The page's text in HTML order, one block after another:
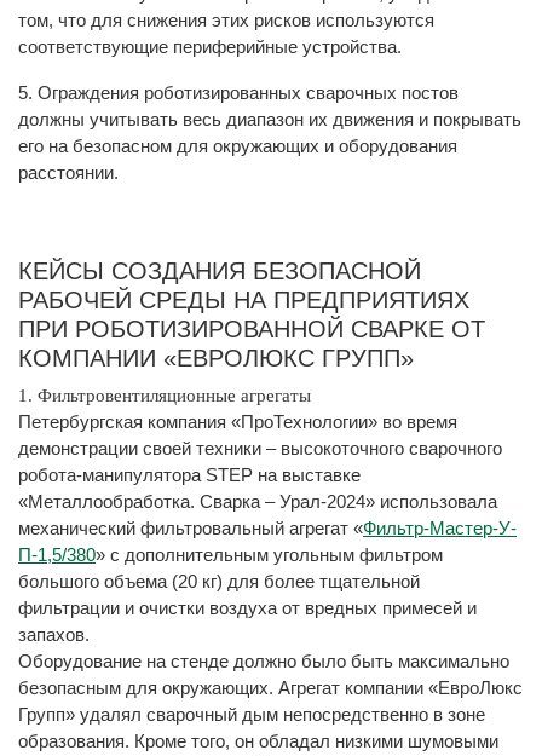
том, что для снижения этих рисков используются
соответствующие периферийные устройства.
5. Ограждения роботизированных сварочных постов
должны учитывать весь диапазон их движения и покрывать
его на безопасном для окружающих и оборудования
расстоянии.
КЕЙСЫ СОЗДАНИЯ БЕЗОПАСНОЙ
РАБОЧЕЙ СРЕДЫ НА ПРЕДПРИЯТИЯХ
ПРИ РОБОТИЗИРОВАННОЙ СВАРКЕ ОТ
КОМПАНИИ «ЕВРОЛЮКС ГРУПП»
1. Фильтровентиляционные агрегаты
Петербургская компания «ПроТехнологии» во время
демонстрации своей техники – высокоточного сварочного
робота-манипулятора STEP на выставке
«Металлообработка. Сварка – Урал-2024» использовала
механический фильтровальный агрегат «Фильтр-Мастер-У-
П-1,5/380» с дополнительным угольным фильтром
большого объема (20 кг) для более тщательной
фильтрации и очистки воздуха от вредных примесей и
запахов.
Оборудование на стенде должно было быть максимально
безопасным для окружающих. Агрегат компании «ЕвроЛюкс
Групп» удалял сварочный дым непосредственно в зоне
образования. Кроме того, он обладал низкими шумовыми